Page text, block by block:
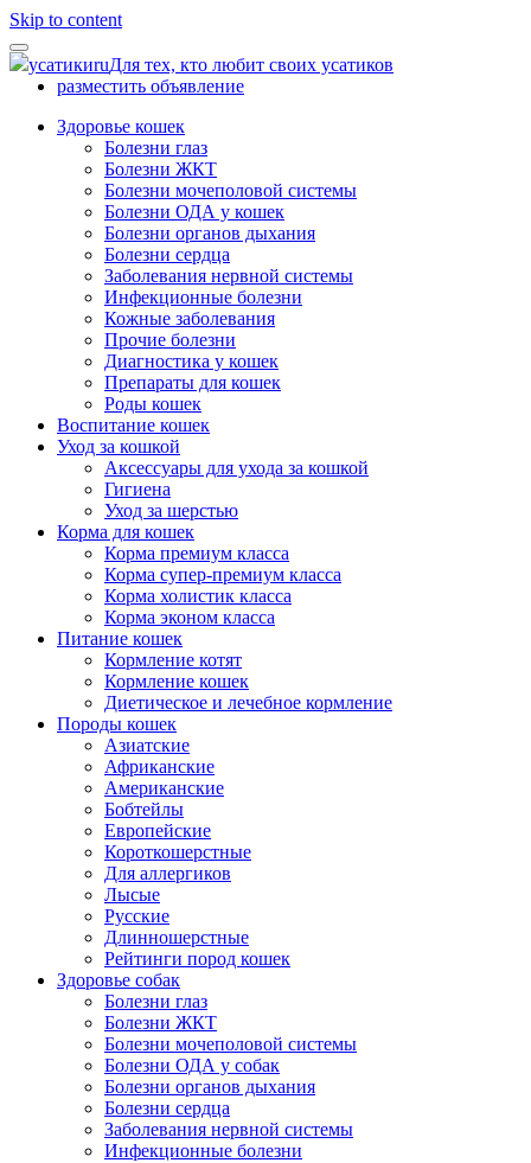
Skip to content
усатикиruДля тех, кто любит своих усатиков
разместить объявление
Здоровье кошек
Болезни глаз
Болезни ЖКТ
Болезни мочеполовой системы
Болезни ОДА у кошек
Болезни органов дыхания
Болезни сердца
Заболевания нервной системы
Инфекционные болезни
Кожные заболевания
Прочие болезни
Диагностика у кошек
Препараты для кошек
Роды кошек
Воспитание кошек
Уход за кошкой
Аксессуары для ухода за кошкой
Гигиена
Уход за шерстью
Корма для кошек
Корма премиум класса
Корма супер-премиум класса
Корма холистик класса
Корма эконом класса
Питание кошек
Кормление котят
Кормление кошек
Диетическое и лечебное кормление
Породы кошек
Азиатские
Африканские
Американские
Бобтейлы
Европейские
Короткошерстные
Для аллергиков
Лысые
Русские
Длинношерстные
Рейтинги пород кошек
Здоровье собак
Болезни глаз
Болезни ЖКТ
Болезни мочеполовой системы
Болезни ОДА у собак
Болезни органов дыхания
Болезни сердца
Заболевания нервной системы
Инфекционные болезни